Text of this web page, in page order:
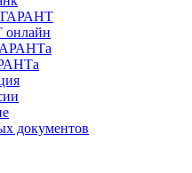
ГАРАНТ
документов